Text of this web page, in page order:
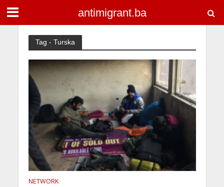
antimigrant.ba
Tag - Turska
NETWORK